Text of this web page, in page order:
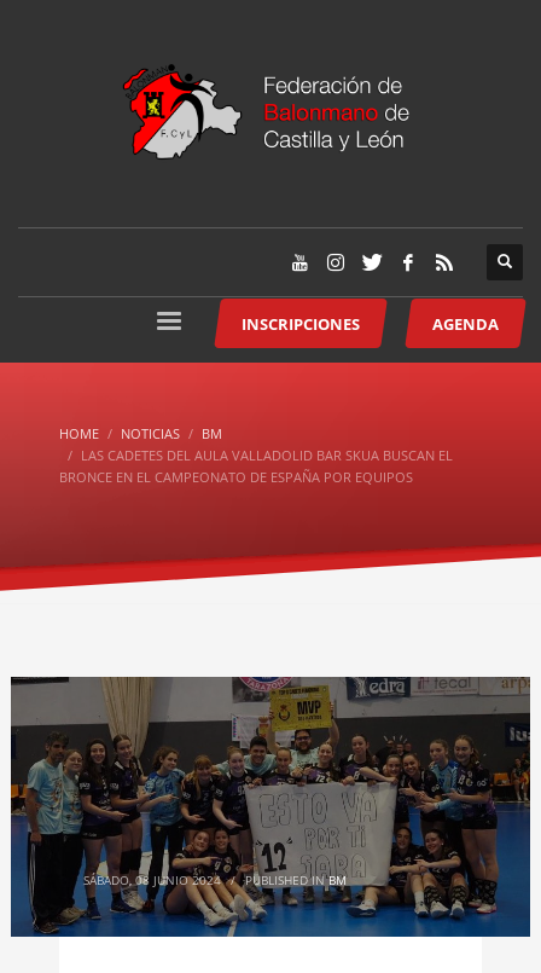
INSCRIPCIONES AGENDA
HOME NOTICIAS
BM
LAS CADETES DEL AULA VALLADOLID BAR SKUA BUSCAN EL
BRONCE EN EL CAMPEONATO DE ESPAÑA POR EQUIPOS
SÁBADO, 08 JUNIO 2024 / PUBLISHED INBM